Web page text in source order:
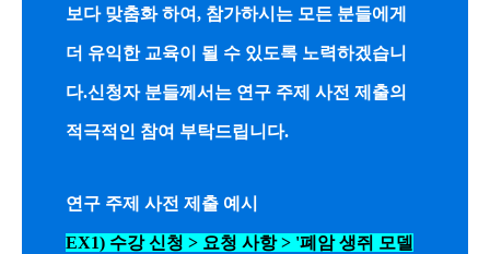
보다 맞춤화 하여, 참가하시는 모든 분들에게
더 유익한 교육이 될 수 있도록 노력하겠습니
다.신청자 분들께서는 연구 주제 사전 제출의
적극적인 참여 부탁드립니다.
연구 주제 사전 제출 예시
EX1) 수강 신청 > 요청 사항 > '폐암 생쥐 모델